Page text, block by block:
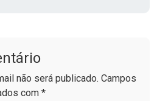
não será publicado. Campos
com *